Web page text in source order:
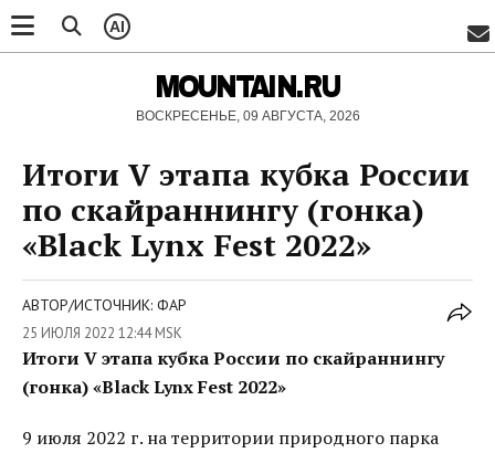
AI
MOUNTAIN.RU
ВОСКРЕСЕНЬЕ, 09 АВГУСТА, 2026
Итоги V этапа кубка России
по скайраннингу (гонка)
«Black Lynx Fest 2022»
АВТОР/ИСТОЧНИК: ФАР
25 ИЮЛЯ 2022 12:44 MSK
Итоги V этапа кубка России по скайраннингу
(гонка) «Black Lynx Fest 2022»
9 июля 2022 г. на территории природного парка